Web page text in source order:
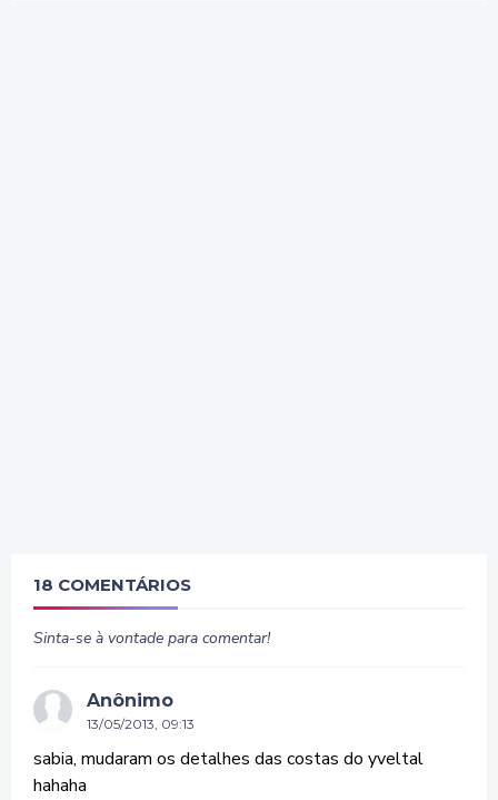
18 COMENTÁRIOS
Sinta-se à vontade para comentar!
Anônimo
13/05/2013, 09:13
sabia, mudaram os detalhes das costas do yveltal
hahaha